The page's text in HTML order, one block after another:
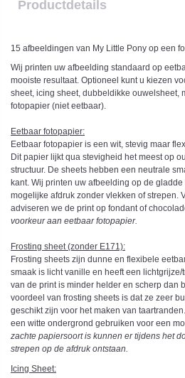
Productdetails
15 afbeeldingen van My Little Pony op een
Wij printen uw afbeelding standaard op
mooiste resultaat. Optioneel kunt u kiezen
sheet, icing sheet, dubbeldikke ouwelsheet,
fotopapier (niet eetbaar).
Eetbaar fotopapier:
Eetbaar fotopapier is een wit, stevig maar
Dit papier lijkt qua stevigheid het meest op
structuur. De sheets hebben een neutrale
kant. Wij printen uw afbeelding op de
mogelijke afdruk zonder vlekken of strepen.
adviseren we de print op fondant of
voorkeur aan eetbaar fotopapier.
Frosting sheet (zonder E171):
Frosting sheets zijn dunne en flexibele
smaak is licht vanille en heeft een
van de print is minder helder en scherp dan
voordeel van frosting sheets is dat ze zeer
geschikt zijn voor het maken van
een witte ondergrond gebruiken voor een
zachte papiersoort is kunnen er tijdens het
strepen op de afdruk ontstaan.
Icing Sheet: